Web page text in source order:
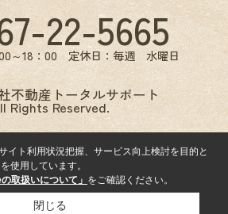
22-5665
～18：00 定休日：毎週 水曜日
不動産トータルサポート
Rights Reserved.
イト利用状況把握、サービス向上検討を目的と
使用しています。
の取扱いについて」 をご確認ください。
閉じる